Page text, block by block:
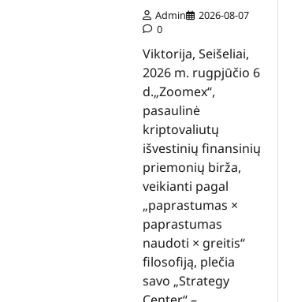
Admin
2026-08-07
0
Viktorija, Seišeliai,
2026 m. rugpjūčio 6
d.„Zoomex“,
pasaulinė
kriptovaliutų
išvestinių finansinių
priemonių birža,
veikianti pagal
„paprastumas ×
paprastumas
naudoti × greitis“
filosofiją, plečia
savo „Strategy